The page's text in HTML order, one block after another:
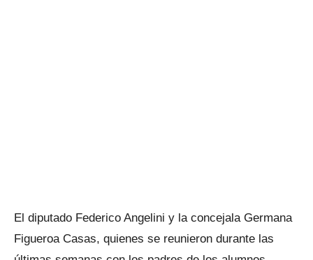
El diputado Federico Angelini y la concejala Germana
Figueroa Casas, quienes se reunieron durante las